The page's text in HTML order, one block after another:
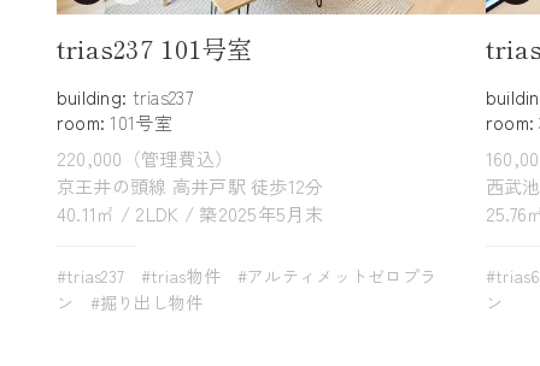
trias237 101号室
building: trias237
room: 101号室
220,000（管理費込）
京王井の頭線 高井戸駅 徒歩12分
40.11㎡ / 2LDK / 築2025年5月末
#trias237 #trias物件
#アルティメットゼロプラ
ン
#掘り出し物件
room:
西武
25.76
ン